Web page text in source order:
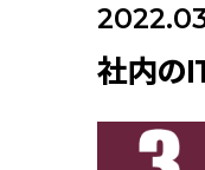
社内の